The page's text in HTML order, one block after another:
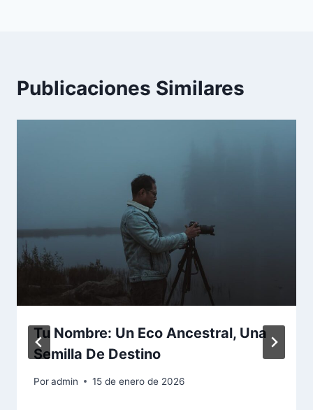
Publicaciones Similares
Tu Nombre: Un Eco Ancestral, Una
Semilla De Destino
Poradmin 15 de enero de 2026